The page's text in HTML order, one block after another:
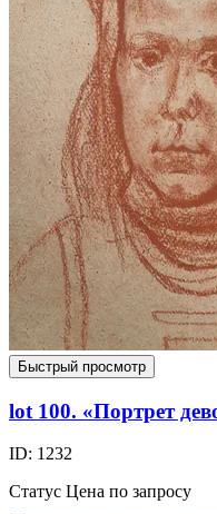
Быстрый просмотр
lot 100. «Портрет
ID: 1232
Статус Цена по запросу